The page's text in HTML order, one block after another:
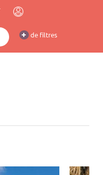
+ de filtres